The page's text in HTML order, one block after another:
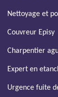
Nettoyage et
Couvreur Episy
Charpentier
Expert en
Urgence fuite